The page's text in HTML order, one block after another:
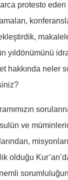
protesto eden
yıldönümünü
hakkında neler
ve
olduğu